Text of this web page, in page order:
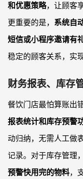
和优惠策略，让顾客
更重要的是， 系统自
短信或小程序邀请有
稳定的顾客关系，实
财务报表、库存
餐饮门店最怕算账出
报表统计和库存预警
动归纳，无需人工做
记录。对于库存管理
预警快用完的物料，